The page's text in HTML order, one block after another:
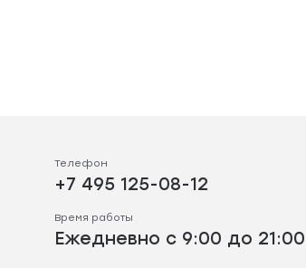
Телефон
+7 495 125-08-12
Время работы
Ежедневно с 9:00 до 21:00